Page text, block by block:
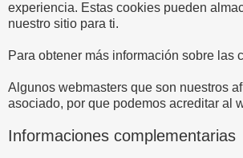
experiencia. Estas cookies pueden
nuestro sitio para ti.
Para obtener más información sobre
Algunos webmasters que son nuestros
asociado, por que podemos acreditar al
Informaciones complementarias